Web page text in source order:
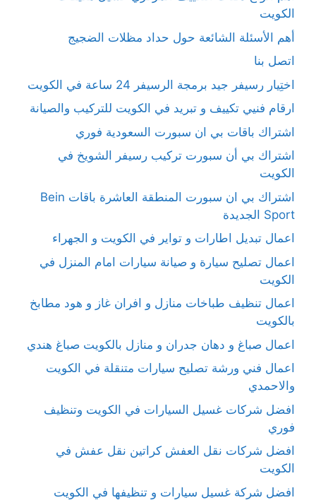
الكويت
أهم الأسئلة الشائعة حول حداد مظلات الضجيج
اتصل بنا
اختِيار رسيفر جيد برمجة الرسيفر 24 ساعة في الكويت
ارقام فنيي تكييف و تبريد في الكويت للتركيب والصيانة
اشتراك باقات بي ان سبورت السعودية فوري
اشتراك بي أن سبورت تركيب رسيفر الشويخ في
الكويت
اشتراك بي ان سبورت المنطقة العاشرة باقات Bein
Sport الجديدة
اعمال تبديل اطارات و تواير في الكويت و الجهراء
اعمال تصليح سيارة و صيانة سيارات امام المنزل في
الكويت
اعمال تنظيف طباخات منازل و افران غاز و هود مطابخ
بالكويت
اعمال صباغ و دهان جدران و منازل بالكويت صباغ هندي
اعمال فني ورشة تصليح سيارات متنقلة في الكويت
والاحمدي
افضل شركات غسيل السيارات في الكويت وتنظيف
فوري
افضل شركات نقل العفش كراتين نقل عفش في
الكويت
افضل شركة غسيل سيارات و تنظيفها في الكويت